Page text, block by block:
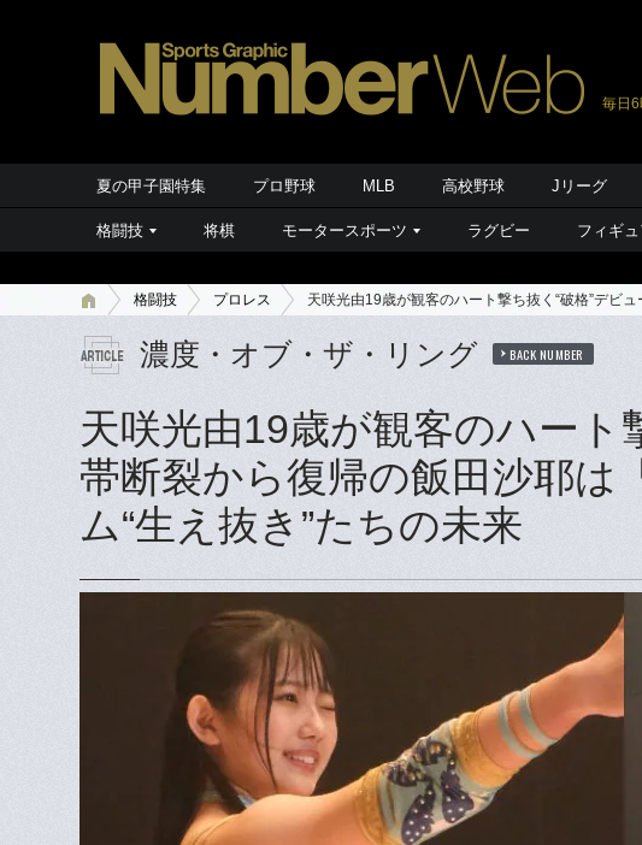
毎日
夏の甲子園特集 プロ野球 MLB 高校野球 Jリーグ
格闘技 将棋 モータースポーツ ラグビー フィギュ
格闘技 プロレス 天咲光由19歳が観客のハート撃ち抜く“破格”デビ
濃度・オブ・ザ・リング BACK NUMBER
天咲光由19歳が観客のハート
帯断裂から復帰の飯田沙耶は
ム“生え抜き”たちの未来